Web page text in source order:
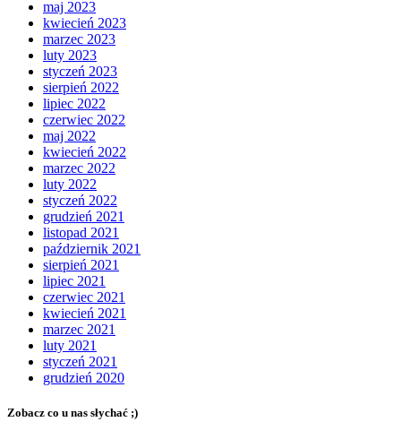
maj 2023
kwiecień 2023
marzec 2023
luty 2023
styczeń 2023
sierpień 2022
lipiec 2022
czerwiec 2022
maj 2022
kwiecień 2022
marzec 2022
luty 2022
styczeń 2022
grudzień 2021
listopad 2021
październik 2021
sierpień 2021
lipiec 2021
czerwiec 2021
kwiecień 2021
marzec 2021
luty 2021
styczeń 2021
grudzień 2020
Zobacz co u nas słychać ;)